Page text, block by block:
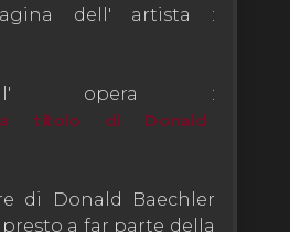
dell' artista :
opera :
titolo di Donald
di Donald Baechler
a far parte della